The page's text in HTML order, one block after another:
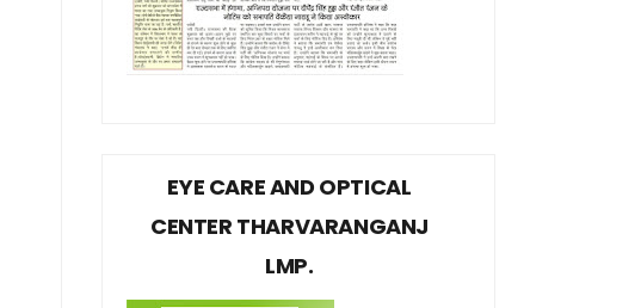
EYE CARE AND OPTICAL
CENTER THARVARANGANJ
LMP.